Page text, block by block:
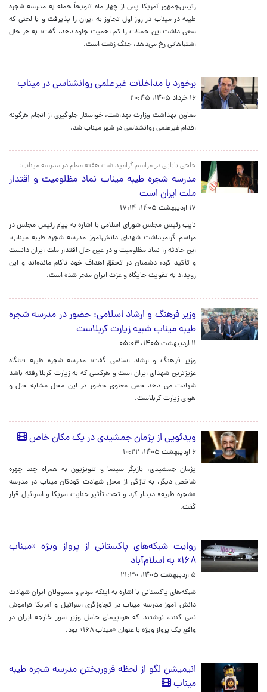
رئیس‌جمهور آمریکا پس از چهار ماه تلویحاً حمله به مدرسه شجره
طیبه در میناب در روز اول تجاوز به ایران را پذیرفت و با لحنی که
سعی داشت این حملات را کم اهمیت جلوه دهد، گفت: به هر حال
اشتباهاتی رخ می‌دهد، جنگ زشت است.
برخورد با مداخلات غیرعلمی روانشناسی در میناب
۱۶ خرداد ۱۴۰۵، ۲۰:۴۵
معاون بهداشت وزارت بهداشت، خواستار جلوگیری از انجام هرگونه
اقدام غیرعلمی روانشناسی در شهر میناب شد.
حاجی بابایی در مراسم گرامیداشت هفته معلم در مدرسه میناب:
مدرسه شجره طیبه میناب نماد مظلومیت و اقتدار
ملت ایران است
۱۷ اردیبهشت ۱۴۰۵، ۱۷:۱۴
نایب رئیس مجلس شورای اسلامی با اشاره به پیام رئیس مجلس در
مراسم گرامیداشت شهدای دانش‌آموز مدرسه شجره طیبه میناب،
این حادثه را نماد مظلومیت و در عین حال اقتدار ملت ایران دانست
و تأکید کرد: دشمنان در تحقق اهداف خود ناکام مانده‌اند و این
رویداد به تقویت جایگاه و عزت ایران منجر شده است.
وزیر فرهنگ و ارشاد اسلامی: حضور در مدرسه شجره
طیبه میناب شبیه زیارت کربلاست
۱۱ اردیبهشت ۱۴۰۵، ۰۵:۰۳
وزیر فرهنگ و ارشاد اسلامی گفت: مدرسه شجره طیبه قتلگاه
عزیزترین شهدای ایران است و هرکسی که به زیارت کربلا رفته باشد
شهادت می دهد حس معنوی حضور در این محل مشابه حال و
هوای زیارت کربلاست.
ویدئویی از پژمان جمشیدی در یک مکان خاص
۶ اردیبهشت ۱۴۰۵، ۱۰:۲۲
پژمان جمشیدی، بازیگر سینما و تلویزیون به همراه چند چهره
شاخص دیگر، به تازگی از محل شهادت کودکان میناب در مدرسه
«شجره طبیه» دیدار کرد و تحت تأثیر جنایت امریکا و اسرائیل قرار
گفت.
روایت شبکه‌های پاکستانی از پرواز ویژه «میناب
۱۶۸» به اسلام‌آباد
۵ اردیبهشت ۱۴۰۵، ۲۱:۳۰
شبکه‌های پاکستانی با اشاره به اینکه مردم و مسوولان ایران شهادت
دانش آموز مدرسه میناب در تجاوزگری اسرائیل و آمریکا فراموش
نمی کنند، نوشتند که هواپیمای حامل وزیر امور خارجه ایران در
واقع یک پرواز ویژه با عنوان «میناب ۱۶۸» بود.
انیمیشن لگو از لحظه فروریختن مدرسه شجره طیبه
میناب